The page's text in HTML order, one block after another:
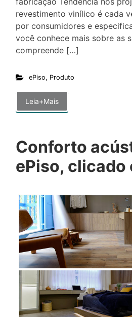
revestimento vinílico é cada
por consumidores e
você conhece mais sobre as
compreende […]
ePiso, Produto
Leia+Mais
Conforto
ePiso, clicado